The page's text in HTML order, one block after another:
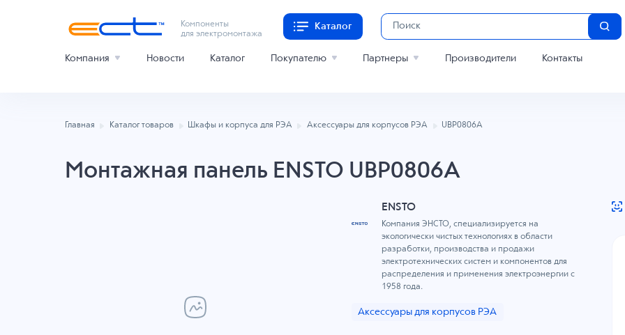
Компоненты
для электромонтажа
Каталог
Компания Новости Каталог Покупателю Партнеры Производители Контакты
Главная Каталог товаров Шкафы и корпуса для РЭА Аксессуары для корпусов РЭА UBP0806A
Монтажная панель ENSTO UBP0806A
ENSTO
Компания ЭНСТО, специализируется на
экологически чистых технологиях в области
разработки, производства и продажи
электротехнических систем и компонентов для
распределения и применения электроэнергии с
1958 года.
Аксессуары для корпусов РЭА